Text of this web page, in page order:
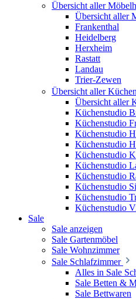
Übersicht aller
Übersicht aller
Frankenthal
Heidelberg
Herxheim
Rastatt
Landau
Trier-Zewen
Übersicht aller
Übersicht aller
Küchenstudio
Küchenstudio
Küchenstudio
Küchenstudio
Küchenstudio
Küchenstudio
Küchenstudio
Küchenstudio
Küchenstudio
Küchenstudio
Sale
Sale anzeigen
Sale Gartenmöbel
Sale Wohnzimmer
Sale Schlafzimmer
Alles in Sale
Sale Betten &
Sale Bettwaren